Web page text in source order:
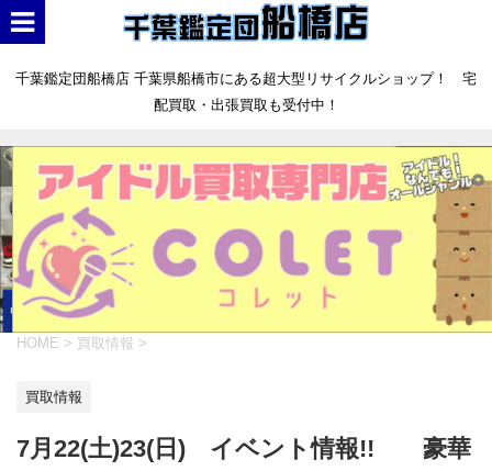
千葉鑑定団船橋店 千葉県船橋市にある超大型リサイクルショップ！ 宅
配買取・出張買取も受付中！
HOME > 買取情報 >
買取情報
7月22(土)23(日) イベント情報!! 豪華